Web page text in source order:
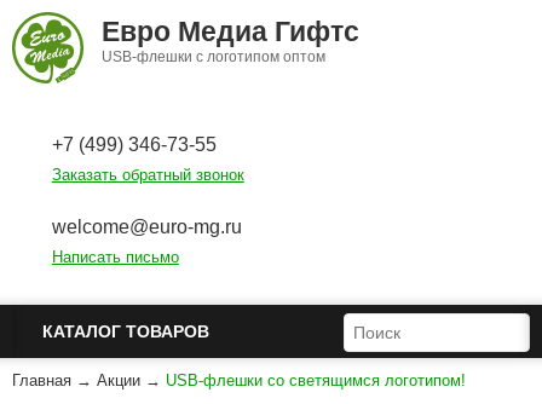
Перейти к основному содержанию
Евро Медиа Гифтс
USB-флешки с логотипом оптом
+7 (499) 346-73-55
Заказать обратный звонок
welcome@euro-mg.ru
Написать письмо
КАТАЛОГ ТОВАРОВ ФОРМА ПОИСКА
ПОИСК
Главная → Акции → USB-флешки со светящимся логотипом!